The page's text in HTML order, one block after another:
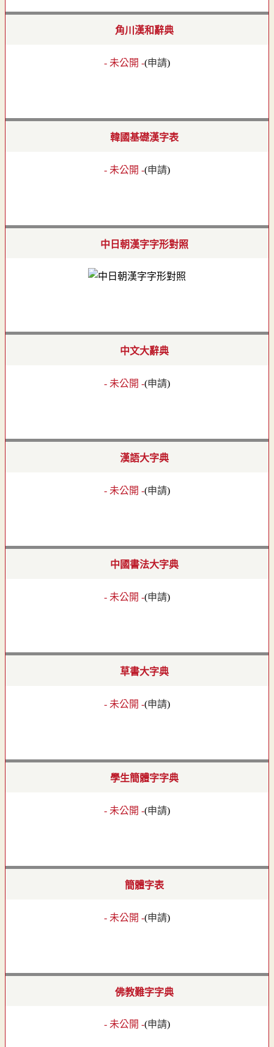
角川漢和辭典
- 未公開 -(申請)
韓國基礎漢字表
- 未公開 -(申請)
中日朝漢字字形對照
中文大辭典
- 未公開 -(申請)
漢語大字典
- 未公開 -(申請)
中國書法大字典
- 未公開 -(申請)
草書大字典
- 未公開 -(申請)
學生簡體字字典
- 未公開 -(申請)
簡體字表
- 未公開 -(申請)
佛教難字字典
- 未公開 -(申請)